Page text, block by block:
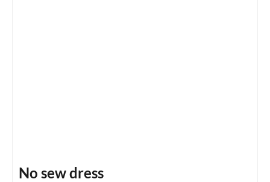
No sew dress